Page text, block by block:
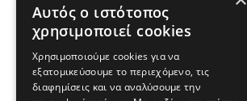
Αυτός ο ιστότοπος
χρησιμοποιεί cookies
Χρησιμοποιούμε cookies για να
εξατομικεύσουμε το περιεχόμενο, τις
διαφημίσεις και να αναλύσουμε την